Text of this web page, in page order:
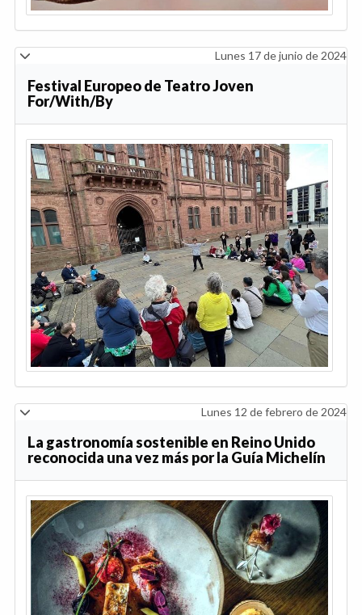
Lunes 17 de junio de 2024
Festival Europeo de Teatro Joven
For/With/By
Lunes 12 de febrero de 2024
La gastronomía sostenible en Reino Unido
reconocida una vez más por la Guía Michelín